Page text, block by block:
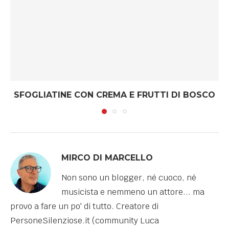
SFOGLIATINE CON CREMA E FRUTTI DI BOSCO
MIRCO DI MARCELLO
Non sono un blogger, né cuoco, né
musicista e nemmeno un attore... ma
provo a fare un po' di tutto. Creatore di
PersoneSilenziose.it (community Luca